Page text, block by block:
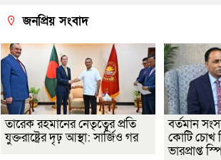
জনপ্রিয় সংবাদ
তারেক রহমানের নেতৃত্বের প্রতি
যুক্তরাষ্ট্রের দৃঢ় আস্থা: সার্জিও গর
বর্তমান
কোটি চোখ
ভারপ্রাপ্ত